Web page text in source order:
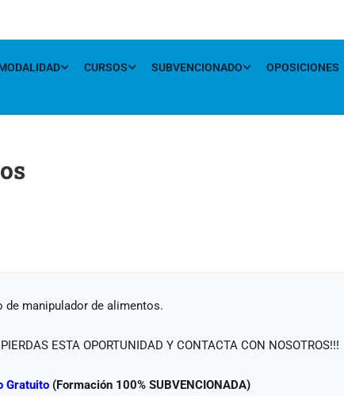
CURSOS SUBVENCIONADO OPOSICIONES
de manipulador de alimentos.
PIERDAS ESTA OPORTUNIDAD Y CONTACTA CON NOSOTROS!!!
Gratuito(Formación 100% SUBVENCIONADA)